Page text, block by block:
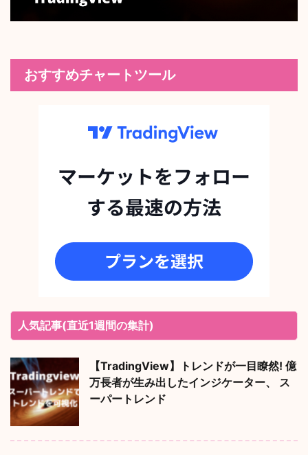
おすすめチャートツール
人気記事(直近1週間の集計)
【TradingView】トレンドが一目瞭然! 億
万長者が生み出したインジケーター、 ス
ーパートレンド